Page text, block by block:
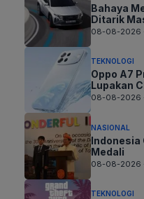
Bahaya
Ditarik
08-08-2026
TEKNOLOGI
Oppo A7
Lupakan
08-08-2026
NASIONAL
Indonesia
Medali
08-08-2026
TEKNOLOGI